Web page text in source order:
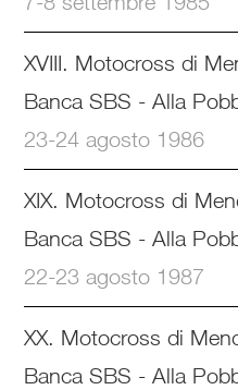
XVIII. Motocross di
Banca SBS - Alla
23-24 agosto 1986
XIX. Motocross di
Banca SBS - Alla
22-23 agosto 1987
XX. Motocross di
Banca SBS - Alla